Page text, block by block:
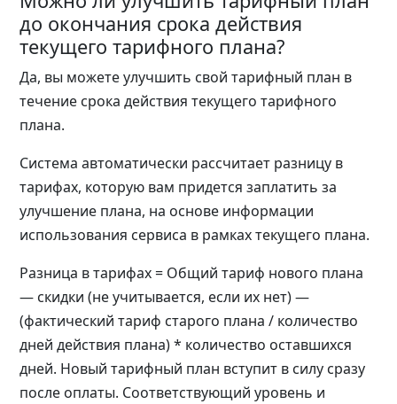
до окончания срока действия
текущего тарифного плана?
Да, вы можете улучшить свой тарифный план в
течение срока действия текущего тарифного
плана.
Система автоматически рассчитает разницу в
тарифах, которую вам придется заплатить за
улучшение плана, на основе информации
использования сервиса в рамках текущего плана.
Разница в тарифах = Общий тариф нового плана
— скидки (не учитывается, если их нет) —
(фактический тариф старого плана / количество
дней действия плана) * количество оставшихся
дней. Новый тарифный план вступит в силу сразу
после оплаты. Соответствующий уровень и